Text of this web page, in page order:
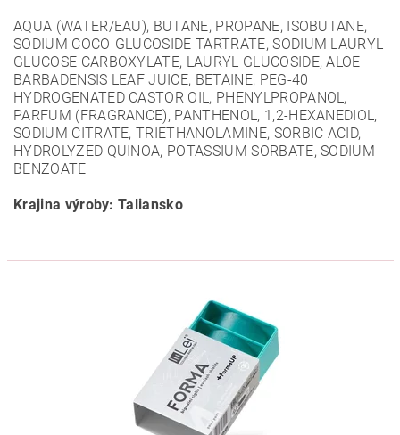
AQUA (WATER/EAU), BUTANE, PROPANE, ISOBUTANE,
SODIUM COCO-GLUCOSIDE TARTRATE, SODIUM LAURYL
GLUCOSE CARBOXYLATE, LAURYL GLUCOSIDE, ALOE
BARBADENSIS LEAF JUICE, BETAINE, PEG-40
HYDROGENATED CASTOR OIL, PHENYLPROPANOL,
PARFUM (FRAGRANCE), PANTHENOL, 1,2-HEXANEDIOL,
SODIUM CITRATE, TRIETHANOLAMINE, SORBIC ACID,
HYDROLYZED QUINOA, POTASSIUM SORBATE, SODIUM
BENZOATE
Krajina výroby: Taliansko